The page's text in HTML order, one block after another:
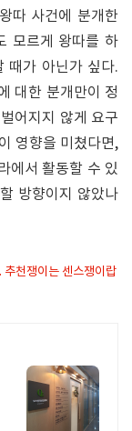
따 사건에 분개한
모르게 왕따를 하
때가 아닌가 싶다.
대한 분개만이 정
어지지 않게 요구
영향을 미쳤다면,
에서 활동할 수 있
방향이지 않았나
천쟁이는 센스쟁이랍